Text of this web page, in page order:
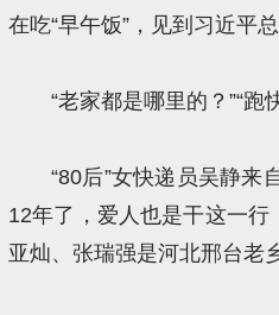
在吃“早午饭”，见到习近平
“老家都是哪里的？”“跑
“80后”女快递员吴静来
12年了，爱人也是干这一行
亚灿、张瑞强是河北邢台老